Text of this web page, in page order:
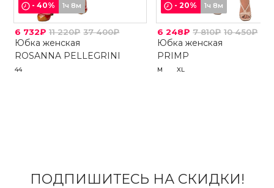
-40% 1ч 8м
6 732₽ 11 220₽ 37 400₽
Юбка женская
ROSANNA PELLEGRINI
44
-20% 1ч 8м
6 248₽ 7 810₽ 10 450₽
Юбка женская
PRIMP
M XL
ПОДПИШИТЕСЬ НА СКИДКИ!